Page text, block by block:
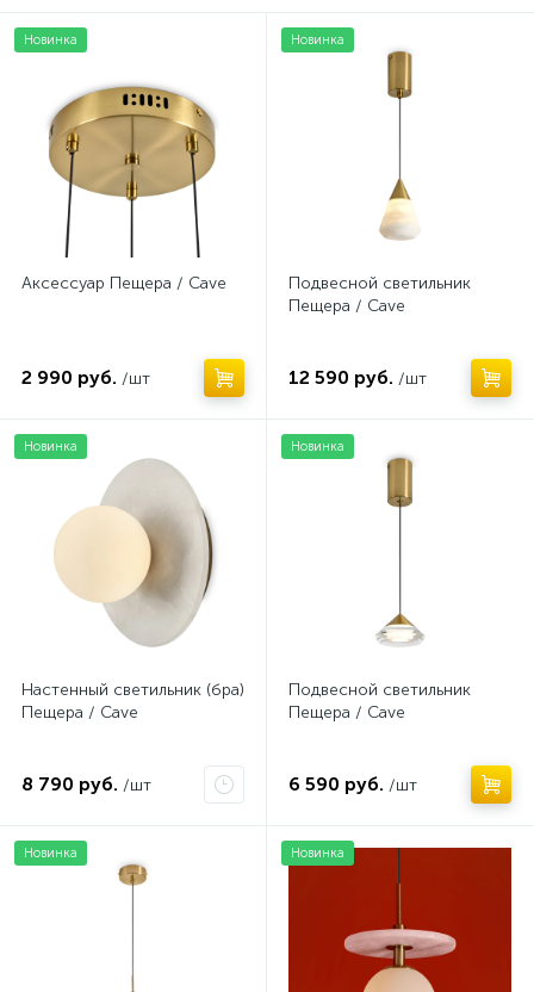
Новинка
Аксессуар Пещера / Cave
2 990 руб. /шт
Новинка
Подвесной светильник
Пещера / Cave
12 590 руб. /шт
Новинка
Настенный светильник (бра)
Пещера / Cave
8 790 руб. /шт
Новинка
Подвесной светильник
Пещера / Cave
6 590 руб. /шт
Новинка Новинка